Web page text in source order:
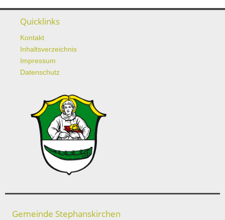
Quicklinks
Kontakt
Inhaltsverzeichnis
Impressum
Datenschutz
Gemeinde Stephanskirchen